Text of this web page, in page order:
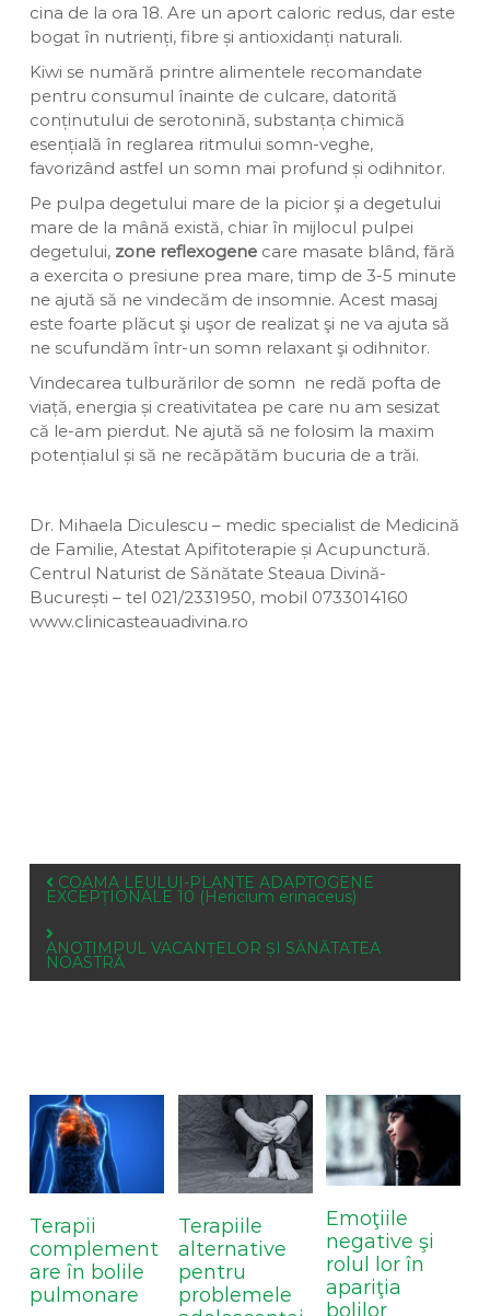
cina de la ora 18. Are un aport caloric redus, dar este
bogat în nutrienți, fibre și antioxidanți naturali.
Kiwi se numără printre alimentele recomandate
pentru consumul înainte de culcare, datorită
conținutului de serotonină, substanța chimică
esențială în reglarea ritmului somn-veghe,
favorizând astfel un somn mai profund și odihnitor.
Pe pulpa degetului mare de la picior şi a degetului
mare de la mână există, chiar în mijlocul pulpei
degetului, zone reflexogenecare masate blând, fără
a exercita o presiune prea mare, timp de 3-5 minute
ne ajută să ne vindecăm de insomnie. Acest masaj
este foarte plăcut şi uşor de realizat şi ne va ajuta să
ne scufundăm într-un somn relaxant şi odihnitor.
Vindecarea tulburărilor de somn ne redă pofta de
viață, energia și creativitatea pe care nu am sesizat
că le-am pierdut. Ne ajută să ne folosim la maxim
potențialul și să ne recăpătăm bucuria de a trăi.
Dr. Mihaela Diculescu – medic specialist de Medicină
de Familie, Atestat Apifitoterapie și Acupunctură.
Centrul Naturist de Sănătate Steaua Divină-
București – tel 021/2331950, mobil 0733014160
www.clinicasteauadivina.ro
n
a
t
i
o
n
COAMA LEULUI-PLANTE ADAPTOGENE
EXCEPȚIONALE 10 (Hericium erinaceus)
ANOTIMPUL VACANȚELOR ȘI SĂNĂTATEA
NOASTRĂ
Terapii
complement
are în bolile
pulmonare
Terapiile
alternative
pentru
problemele
Emoţiile
negative şi
rolul lor în
apariţia
bolilor